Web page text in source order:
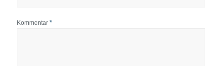
Kommentar *